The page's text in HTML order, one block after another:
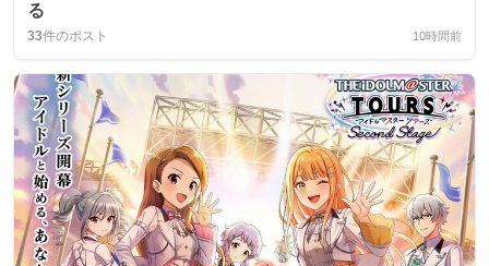
る
33件のポスト 10時間前